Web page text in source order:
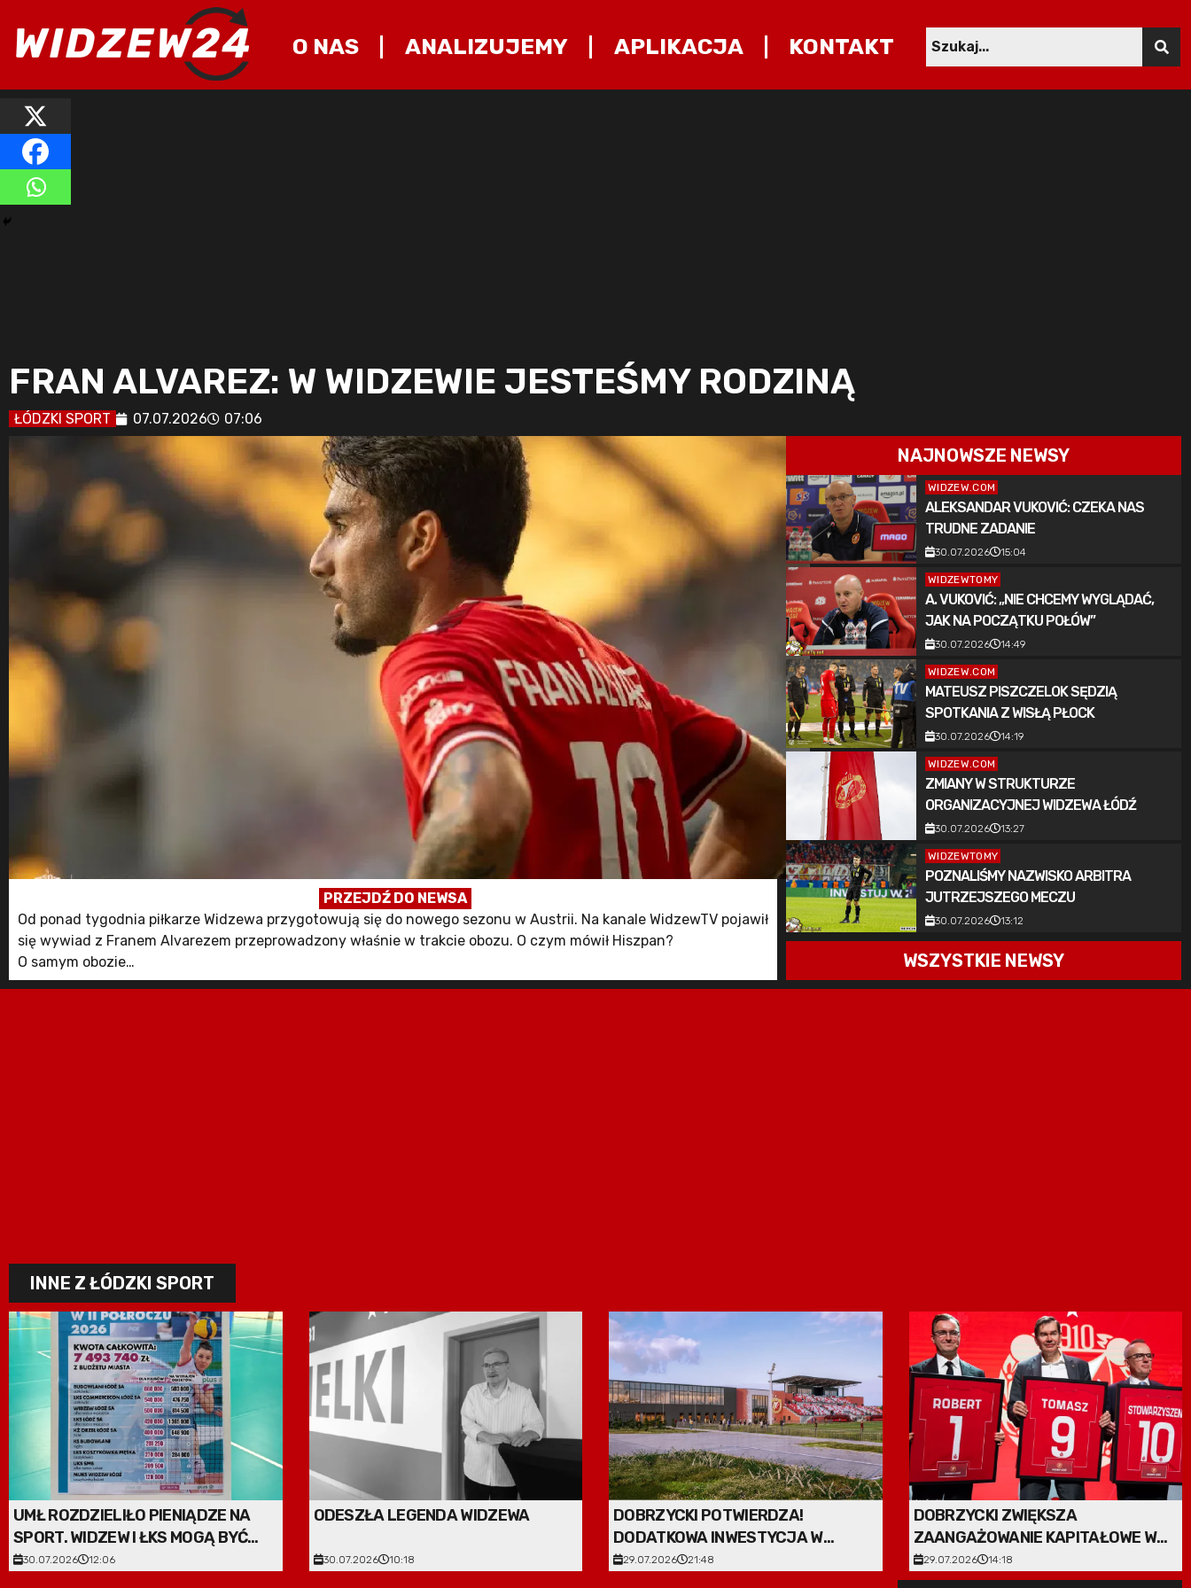
O NAS ANALIZUJEMY APLIKACJA KONTAKT
FRAN ALVAREZ: W WIDZEWIE JESTEŚMY RODZINĄ
ŁÓDZKI SPORT 07.07.2026 07:06
PRZEJDŹ DO NEWSA
Od ponad tygodnia piłkarze Widzewa przygotowują się do nowego sezonu w Austrii. Na kanale WidzewTV pojawił
się wywiad z Franem Alvarezem przeprowadzony właśnie w trakcie obozu. O czym mówił Hiszpan?
O samym obozie
Ten jest bardziej profesjonalny od poprzednich. Rok temu byliśmy w Opalenicy. W tym roku jesteśmy w Austrii,
NAJNOWSZE NEWSY
WIDZEW.COM
ALEKSANDAR VUKOVIĆ: CZEKA NAS
TRUDNE ZADANIE
30.07.2026 15:04
WIDZEWTOMY
A. VUKOVIĆ: „NIE CHCEMY WYGLĄDAĆ,
JAK NA POCZĄTKU POŁÓW”
30.07.2026 14:49
WIDZEW.COM
MATEUSZ PISZCZELOK SĘDZIĄ
SPOTKANIA Z WISŁĄ PŁOCK
30.07.2026 14:19
WIDZEW.COM
ZMIANY W STRUKTURZE
ORGANIZACYJNEJ WIDZEWA ŁÓDŹ
30.07.2026 13:27
WIDZEWTOMY
POZNALIŚMY NAZWISKO ARBITRA
JUTRZEJSZEGO MECZU
30.07.2026 13:12
WSZYSTKIE NEWSY
INNE Z ŁÓDZKI SPORT
UMŁ ROZDZIELIŁO PIENIĄDZE NA
SPORT. WIDZEW I ŁKS MOGĄ BYĆ
ZADOWOLONE?
30.07.2026 12:06
ODESZŁA LEGENDA WIDZEWA
30.07.2026 10:18
DOBRZYCKI POTWIERDZA!
DODATKOWA INWESTYCJA W
WIDZEW TRAINING CENTER
29.07.2026 21:48
DOBRZYCKI ZWIĘKSZA
ZAANGAŻOWANIE KAPITAŁOWE W
WIDZEW
29.07.2026 14:18